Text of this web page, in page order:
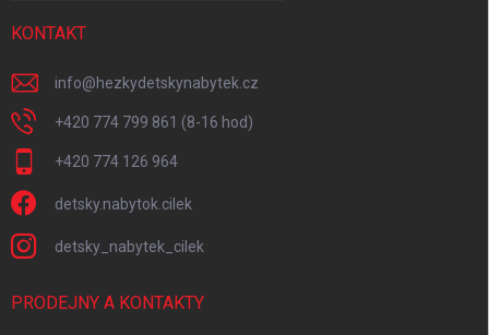
KONTAKT
info@hezkydetskynabytek.cz
+420 774 799 861 (8-16 hod)
+420 774 126 964
detsky.nabytok.cilek
detsky_nabytek_cilek
PRODEJNY A KONTAKTY